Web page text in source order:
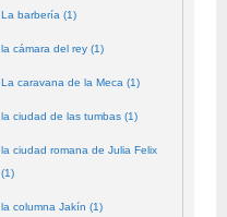
La barbería (1)
la cámara del rey (1)
La caravana de la Meca (1)
la ciudad de las tumbas (1)
la ciudad romana de Julia Felix
(1)
la columna Jakín (1)